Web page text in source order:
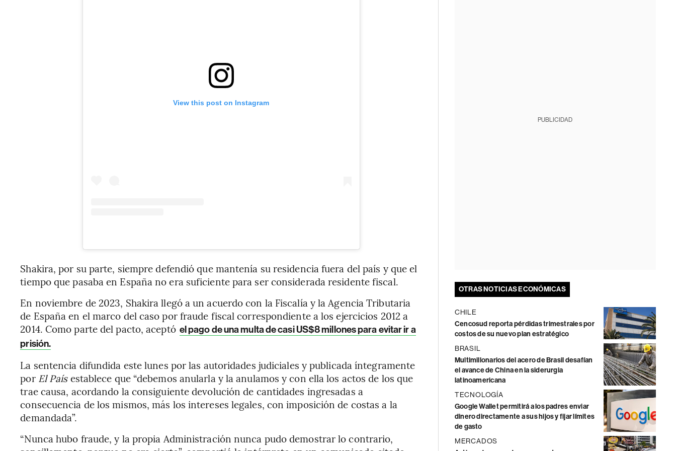
View this post on Instagram
Shakira, por su parte, siempre defendió que mantenía su residencia fuera del país y que el
tiempo que pasaba en España no era suficiente para ser considerada residente fiscal.
En noviembre de 2023, Shakira llegó a un acuerdo con la Fiscalía y la Agencia Tributaria
de España en el marco del caso por fraude fiscal correspondiente a los ejercicios 2012 a
2014. Como parte del pacto, aceptó el pago de una multa de casi US$8 millones para evitar ir a
prisión.
La sentencia difundida este lunes por las autoridades judiciales y publicada íntegramente
por El Paísestablece que “debemos anularla y la anulamos y con ella los actos de los que
trae causa, acordando la consiguiente devolución de cantidades ingresadas a
consecuencia de los mismos, más los intereses legales, con imposición de costas a la
demandada”.
“Nunca hubo fraude, y la propia Administración nunca pudo demostrar lo contrario,
PUBLICIDAD
OTRAS NOTICIAS ECONÓMICAS
CHILE
Cencosud reporta pérdidas trimestrales por
costos de su nuevo plan estratégico
BRASIL
Multimillonarios del acero de Brasil desafían
el avance de China en la siderurgia
latinoamericana
TECNOLOGÍA
Google Wallet permitirá a los padres enviar
dinero directamente a sus hijos y fijar límites
de gasto
MERCADOS